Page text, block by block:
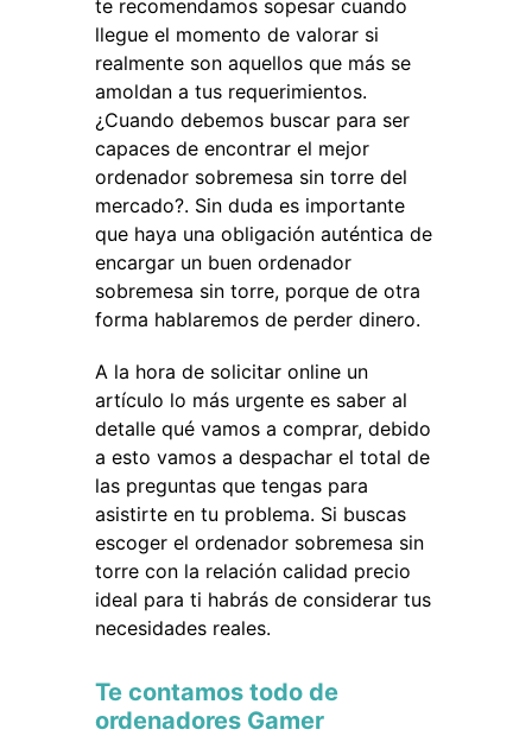
te recomendamos sopesar cuando
llegue el momento de valorar si
realmente son aquellos que más se
amoldan a tus requerimientos.
¿Cuando debemos buscar para ser
capaces de encontrar el mejor
ordenador sobremesa sin torre del
mercado?. Sin duda es importante
que haya una obligación auténtica de
encargar un buen ordenador
sobremesa sin torre, porque de otra
forma hablaremos de perder dinero.
A la hora de solicitar online un
artículo lo más urgente es saber al
detalle qué vamos a comprar, debido
a esto vamos a despachar el total de
las preguntas que tengas para
asistirte en tu problema. Si buscas
escoger el ordenador sobremesa sin
torre con la relación calidad precio
ideal para ti habrás de considerar tus
necesidades reales.
Te contamos todo de
ordenadores Gamer